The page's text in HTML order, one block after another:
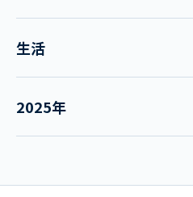
生活
2025年